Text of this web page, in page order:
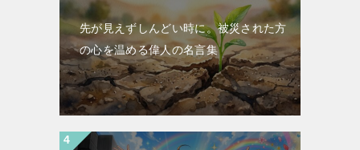
先が見えずしんどい時に。被災された方
の心を温める偉人の名言集